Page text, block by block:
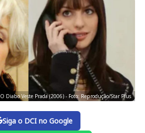
Diabo Veste Prada (2006) - Foto: Reprodução/Star Plus
Siga o DCI no Google